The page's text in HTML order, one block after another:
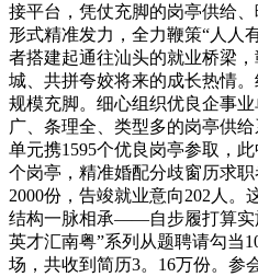
接平台，凭仗充脚的岗亭供给
形式精准发力，全力鞭策“人人
者搭建起通往汕头的就业桥梁
城、共拼夸姣将来的成长热情
规模充脚。细心组织优良企事
广、条理全、类型多的岗亭供
单元携1595个优良岗亭参取，
个岗亭，精准婚配分歧窗历求
2000份，告竣就业意向202人
结构一脉相承——自步履打算实
英才汇南粤”系列从题聘请勾当
场，共收到简历3。16万份。参